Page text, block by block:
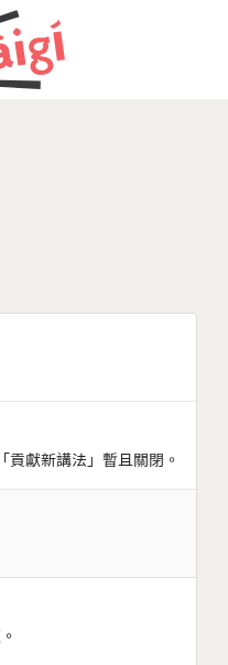
貢獻新講法」暫且關閉。